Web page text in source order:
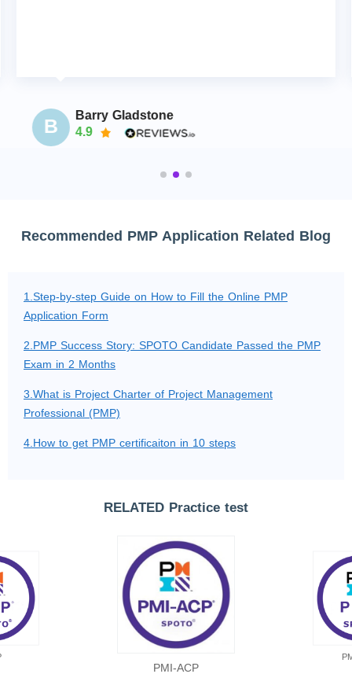
B
Barry Gladstone
4.9
Recommended PMP Application Related Blog
1.Step-by-step Guide on How to Fill the Online PMP
Application Form
2.PMP Success Story: SPOTO Candidate Passed the PMP
Exam in 2 Months
3.What is Project Charter of Project Management
Professional (PMP)
4.How to get PMP certificaiton in 10 steps
RELATED Practice test
PMI-ACP